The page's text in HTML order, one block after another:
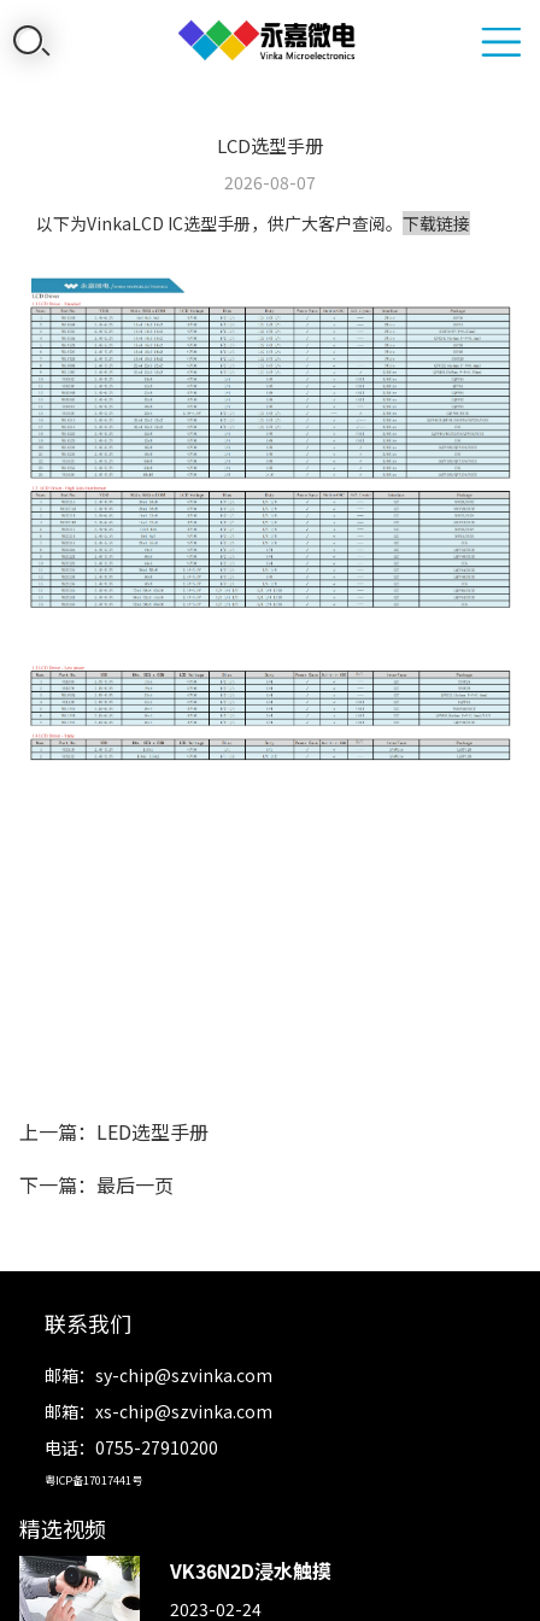
LCD选型手册
2026-08-07
以下为VinkaLCD IC选型手册，供广大客户查阅。 下载链接
上一篇：LED选型手册
下一篇：最后一页
联系我们
邮箱： sy-chip@szvinka.com
邮箱： xs-chip@szvinka.com
电话：0755-27910200
粤ICP备17017441号
精选视频
VK36N2D浸水触摸
2023-02-24